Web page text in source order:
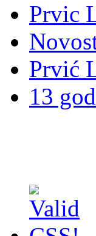
Prvic
Prvić
13